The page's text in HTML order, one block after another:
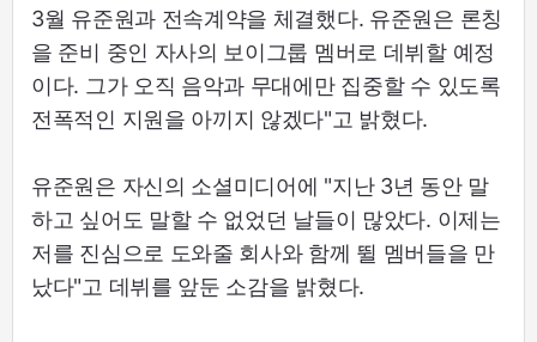
3월 유준원과 전속계약을 체결했다. 유준원은 론칭
을 준비 중인 자사의 보이그룹 멤버로 데뷔할 예정
이다. 그가 오직 음악과 무대에만 집중할 수 있도록
전폭적인 지원을 아끼지 않겠다"고 밝혔다.
유준원은 자신의 소셜미디어에 "지난 3년 동안 말
하고 싶어도 말할 수 없었던 날들이 많았다. 이제는
저를 진심으로 도와줄 회사와 함께 뛸 멤버들을 만
났다"고 데뷔를 앞둔 소감을 밝혔다.